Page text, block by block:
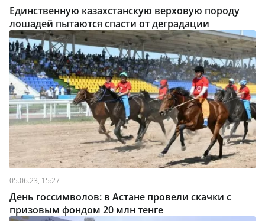
Единственную казахстанскую верховую породу
лошадей пытаются спасти от деградации
05.06.23, 15:27
День госсимволов: в Астане провели скачки с
призовым фондом 20 млн тенге